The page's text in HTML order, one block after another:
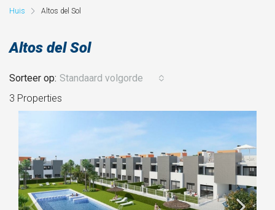
Huis Altos del Sol
Altos del Sol
3 Properties
Sorteer op: Standaard volgorde